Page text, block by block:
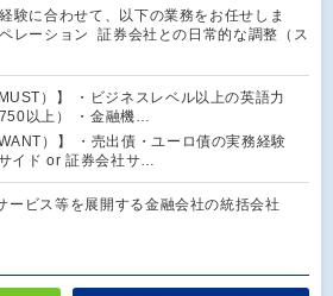
験に合わせて、以下の業務をお任せしま
レーション 証券会社との日常的な調整（ス
MUST）】 ・ビジネスレベル以上の英語力
以上） ・金融機…
WANT）】 ・売出債・ユーロ債の実務経験
サイド or 証券会社サ…
ービス等を展開する金融会社の統括会社